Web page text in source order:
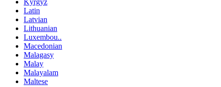
Kyrgyz
Latin
Latvian
Lithuanian
Luxembou..
Macedonian
Malagasy
Malay
Malayalam
Maltese